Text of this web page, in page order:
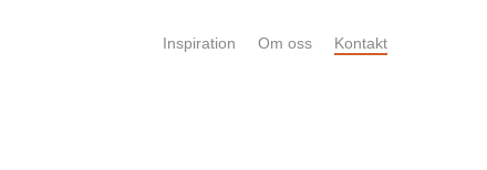
Inspiration Om oss Kontakt